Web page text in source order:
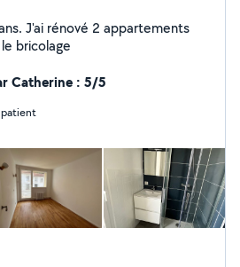
J'ai rénové 2 appartements
bricolage
Catherine : 5/5